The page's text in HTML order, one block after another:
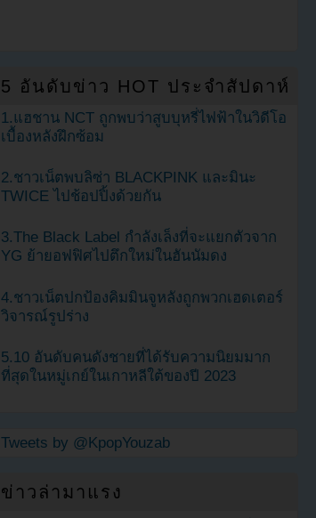
5 อันดับข่าว HOT ประจำสัปดาห์
1.แฮชาน NCT ถูกพบว่าสูบบุหรี่ไฟฟ้าในวิดีโอ
เบื้องหลังฝึกซ้อม
2.ชาวเน็ตพบลิซ่า BLACKPINK และมินะ
TWICE ไปช้อปปิ้งด้วยกัน
3.The Black Label กำลังเล็งที่จะแยกตัวจาก
YG ย้ายอฟฟิศไปตึกใหม่ในฮันนัมดง
4.ชาวเน็ตปกป้องคิมมินจูหลังถูกพวกเฮดเตอร์
วิจารณ์รูปร่าง
5.10 อันดับคนดังชายที่ได้รับความนิยมมาก
ที่สุดในหมู่เกย์ในเกาหลีใต้ของปี 2023
Tweets by @KpopYouzab
ข่าวล่ามาแรง